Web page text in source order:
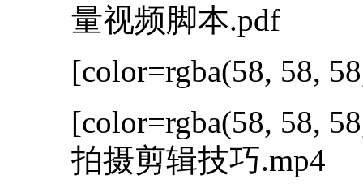
量视频脚本.pdf
[color=rgba(58, 58,
[color=rgba(58, 58,
拍摄剪辑技巧.mp4